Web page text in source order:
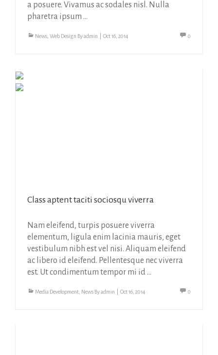
a posuere. Vivamus ac sodales nisl. Nulla
pharetra ipsum ...
0
News Web Design Byadmin Oct 16, 2014
Class aptent taciti sociosqu viverra
Nam eleifend, turpis posuere viverra
elementum, ligula enim lacinia mauris, eget
vestibulum nibh est vel nisi. Aliquam eleifend
ac libero id eleifend. Pellentesque nec viverra
est. Ut condimentum tempor mi id ...
0
Media Development News Byadmin Oct 16, 2014